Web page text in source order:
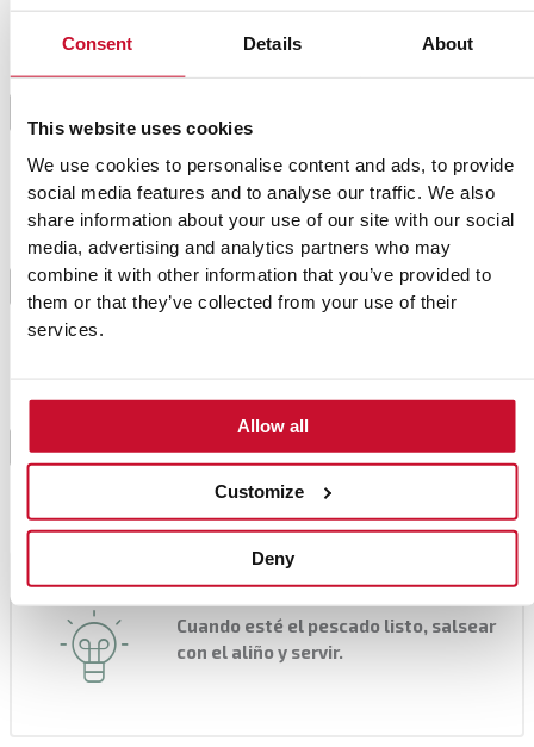
Consent Details About
This website uses cookies
We use cookies to personalise content and ads, to provide
social media features and to analyse our traffic. We also
share information about your use of our site with our social
media, advertising and analytics partners who may
combine it with other information that you’ve provided to
them or that they’ve collected from your use of their
services.
Allow all
Customize
Deny
ordenadamente en la base. Sobre ella, disponer el
pimientos mezclados. Aliñar con un poco más de
aceite.
4
Poner las doradas y hacer una incisión en cada lomo
superior para poner una rodaja de limón en cada una.
Salpimentar el conjunto y hornear durante 35
minutos o hasta conseguir el punto deseado del
pescado.
5
Mientras, preparar el aliño friendo los dientes de ajo
laminados en una sartén con aceite. Cuando estén
ligeramente dorados, separar o retirar del fuego,
añadir el vinagre y remover.
Consejo del chef
Cuando esté el pescado listo, salsear
con el aliño y servir.